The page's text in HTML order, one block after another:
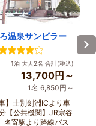
温泉サンピラー
1泊 大人2名 合計(税込)
13,700円～
1名 6,850円～
車】士別剣淵ICより車
【公共機関】JR宗谷
寄駅より路線バス